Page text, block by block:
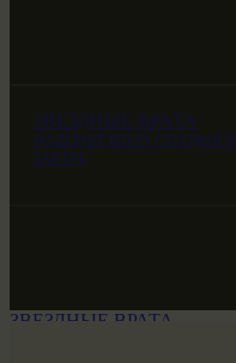
ЗВЕЗДНЫЕ ВРАТА
НАШ МИР ВЧЕРА СЕГОДНЯ И
ЗАВТРА
ЗВЕЗДНЫЕ ВРАТА